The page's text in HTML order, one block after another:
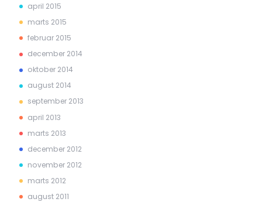
april 2015
marts 2015
februar 2015
december 2014
oktober 2014
august 2014
september 2013
april 2013
marts 2013
december 2012
november 2012
marts 2012
august 2011